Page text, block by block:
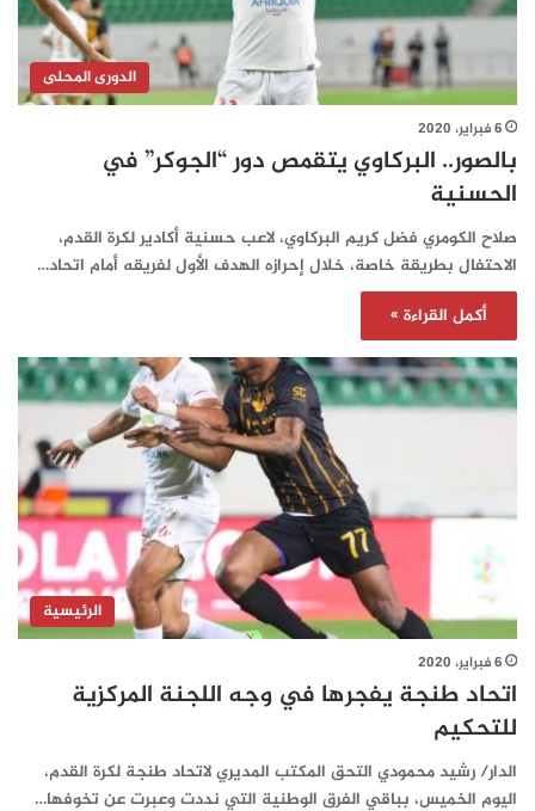
الدورى المحلى
6 فبراير، 2020
بالصور.. البركاوي يتقمص دور “الجوكر” في
الحسنية
صلاح الكومري فضل كريم البركاوي، لاعب حسنية أكادير لكرة القدم،
الاحتفال بطريقة خاصة، خلال إحرازه الهدف الأول لفريقه أمام اتحاد…
أكمل القراءة »
الرئيسية
6 فبراير، 2020
اتحاد طنجة يفجرها في وجه اللجنة المركزية
للتحكيم
الدار/ رشيد محمودي التحق المكتب المديري لاتحاد طنجة لكرة القدم،
اليوم الخميس، بباقي الفرق الوطنية التي نددت وعبرت عن تخوفها…